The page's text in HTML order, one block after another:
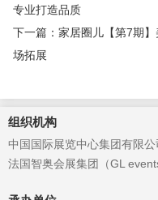
专业打造品质
下一篇：家居圈儿【第7期
场拓展
组织机构
中国国际展览中心集团有限公
法国智奥会展集团（GL